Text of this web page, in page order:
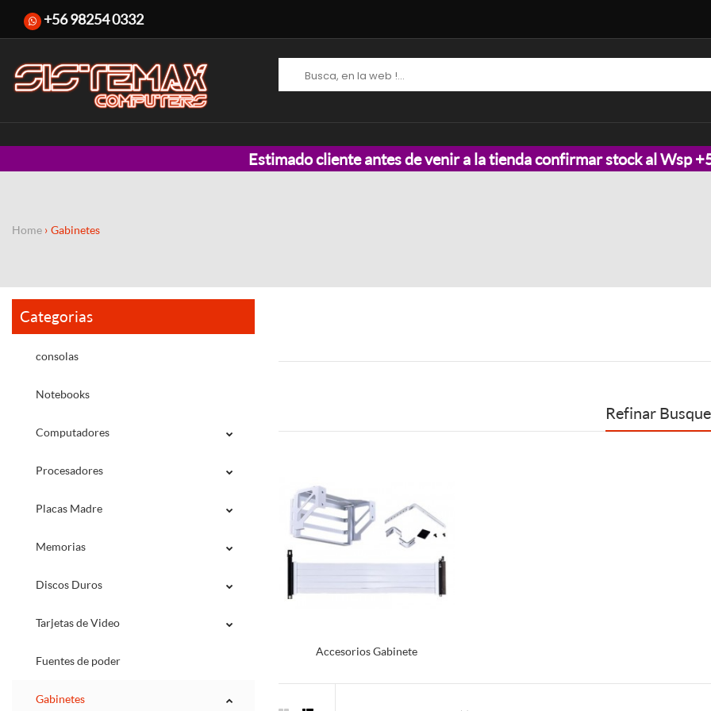
+56 98254 0332
Estimado cliente antes de venir a la tienda confirmar stock al Wsp
Home Gabinetes
Categorias
consolas
Notebooks
Computadores
Procesadores
Placas Madre
Memorias
Discos Duros
Tarjetas de Video
Fuentes de poder
Gabinetes
Refinar
Accesorios Gabinete